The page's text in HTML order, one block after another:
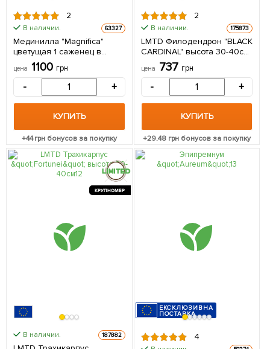
2
В наличии. 63327
Мединилла "Magnifica"
цветущая 1 саженец в
упаковке (комнатный)
Нидерланды
цена 1100 грн
- +
КУПИТЬ
+44грн бонусов за покупку
2
В наличии. 175873
LMTD Филодендрон "BLACK
CARDINAL" высота 30-40см
из Нидерландов 1 саженец
в упаковке (комнатный)
цена 737 грн
- +
КУПИТЬ
+29.48 грн бонусов за покупку
КРУПНОМЕР
В наличии. 187882
ЕКСКЛЮЗИВНА
ПОСТАВКА
4